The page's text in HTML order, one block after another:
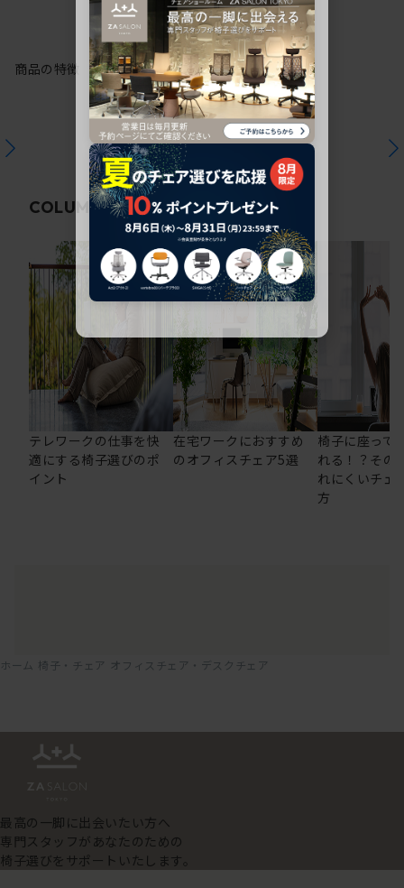
商品の特徴
COLUMN関連コラム
テレワークの仕事を快
適にする椅子選びのポ
イント
在宅ワークにおすすめ
のオフィスチェア5選
椅子に座って
れる！？その
れにくいチェ
方
ホーム 椅子・チェア オフィスチェア・デスクチェア
最高の一脚に出会いたい方へ
専門スタッフがあなたのための
椅子選びをサポートいたします。